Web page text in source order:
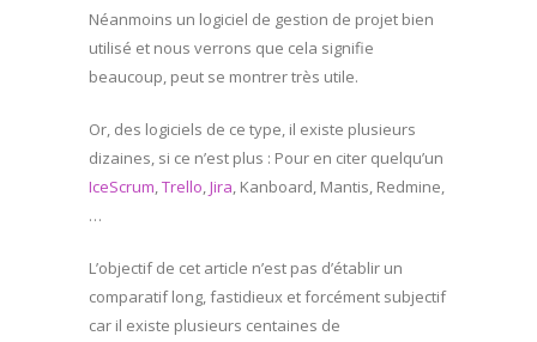
Néanmoins un logiciel de gestion de projet bien
utilisé et nous verrons que cela signifie
beaucoup, peut se montrer très utile.
Or, des logiciels de ce type, il existe plusieurs
dizaines, si ce n’est plus : Pour en citer quelqu’un
IceScrum,Trello,Jira, Kanboard, Mantis, Redmine,
…
L’objectif de cet article n’est pas d’établir un
comparatif long, fastidieux et forcément subjectif
car il existe plusieurs centaines de